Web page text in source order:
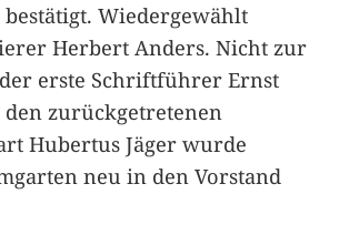
Wiedergewählt
Herbert Anders. Nicht zur
erste Schriftführer Ernst
zurückgetretenen
Hubertus Jäger wurde
neu in den Vorstand